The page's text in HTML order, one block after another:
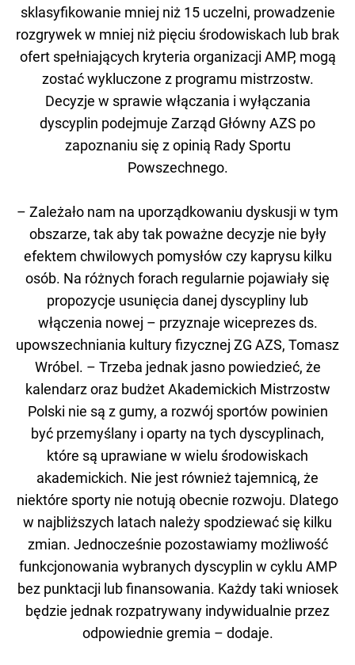
sklasyfikowanie mniej niż 15 uczelni, prowadzenie
rozgrywek w mniej niż pięciu środowiskach lub brak
ofert spełniających kryteria organizacji AMP, mogą
zostać wykluczone z programu mistrzostw.
Decyzje w sprawie włączania i wyłączania
dyscyplin podejmuje Zarząd Główny AZS po
zapoznaniu się z opinią Rady Sportu
Powszechnego.
– Zależało nam na uporządkowaniu dyskusji w tym
obszarze, tak aby tak poważne decyzje nie były
efektem chwilowych pomysłów czy kaprysu kilku
osób. Na różnych forach regularnie pojawiały się
propozycje usunięcia danej dyscypliny lub
włączenia nowej – przyznaje wiceprezes ds.
upowszechniania kultury fizycznej ZG AZS, Tomasz
Wróbel. – Trzeba jednak jasno powiedzieć, że
kalendarz oraz budżet Akademickich Mistrzostw
Polski nie są z gumy, a rozwój sportów powinien
być przemyślany i oparty na tych dyscyplinach,
które są uprawiane w wielu środowiskach
akademickich. Nie jest również tajemnicą, że
niektóre sporty nie notują obecnie rozwoju. Dlatego
w najbliższych latach należy spodziewać się kilku
zmian. Jednocześnie pozostawiamy możliwość
funkcjonowania wybranych dyscyplin w cyklu AMP
bez punktacji lub finansowania. Każdy taki wniosek
będzie jednak rozpatrywany indywidualnie przez
odpowiednie gremia – dodaje.